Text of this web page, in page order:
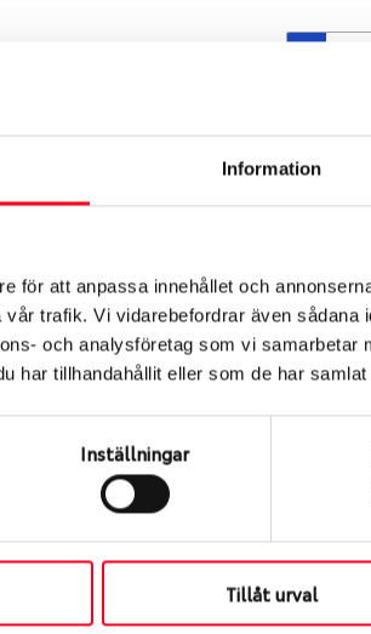
Information
för att anpassa innehållet och
trafik. Vi vidarebefordrar även sådana
och analysföretag som vi
har tillhandahållit eller som de har
Inställningar
Tillåt urval
däck du valt passar din
på dina befintliga
och fälg har samma
under årens lopp och inte
fabrik.
levereras de direkt till någon av
tid för upphämtning eller service.